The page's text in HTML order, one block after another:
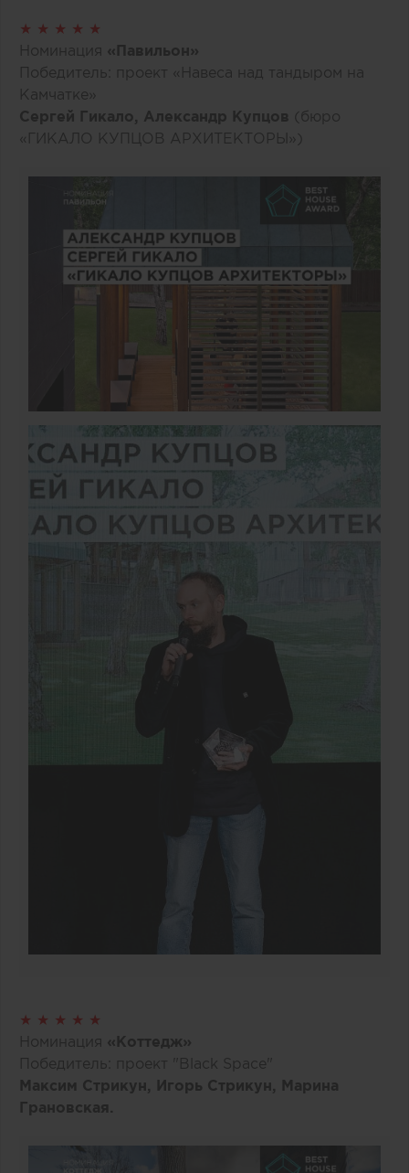
★ ★ ★ ★ ★
Номинация «Павильон»
Победитель: проект «Навеса над тандыром на
Камчатке»
Сергей Гикало, Александр Купцов (бюро
«ГИКАЛО КУПЦОВ АРХИТЕКТОРЫ»)
★ ★ ★ ★ ★
Номинация «Коттедж»
Победитель: проект "Black Space"
Максим Стрикун, Игорь Стрикун, Марина
Грановская.